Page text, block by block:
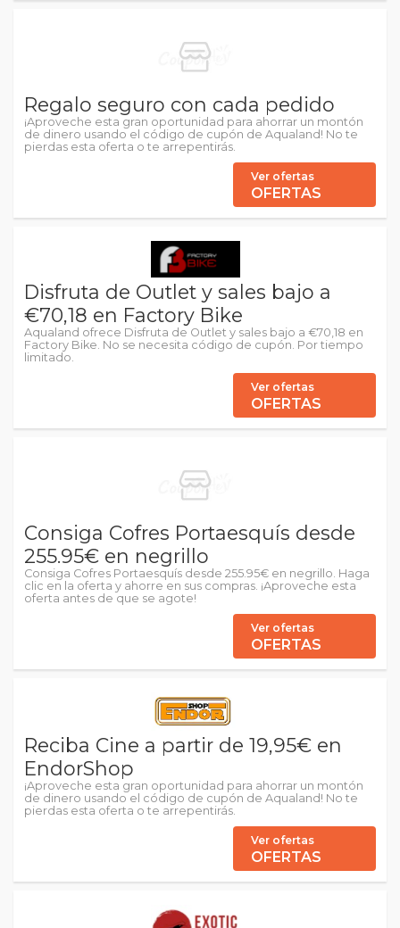
Regalo seguro con cada pedido
¡Aproveche esta gran oportunidad para ahorrar un montón
de dinero usando el código de cupón de Aqualand! No te
pierdas esta oferta o te arrepentirás.
Ver ofertas
OFERTAS
Disfruta de Outlet y sales bajo a
€70,18 en Factory Bike
Aqualand ofrece Disfruta de Outlet y sales bajo a €70,18 en
Factory Bike. No se necesita código de cupón. Por tiempo
limitado.
Ver ofertas
OFERTAS
Consiga Cofres Portaesquís desde
255.95€ en negrillo
Consiga Cofres Portaesquís desde 255.95€ en negrillo. Haga
clic en la oferta y ahorre en sus compras. ¡Aproveche esta
oferta antes de que se agote!
Ver ofertas
OFERTAS
Reciba Cine a partir de 19,95€ en
EndorShop
¡Aproveche esta gran oportunidad para ahorrar un montón
de dinero usando el código de cupón de Aqualand! No te
pierdas esta oferta o te arrepentirás.
Ver ofertas
OFERTAS